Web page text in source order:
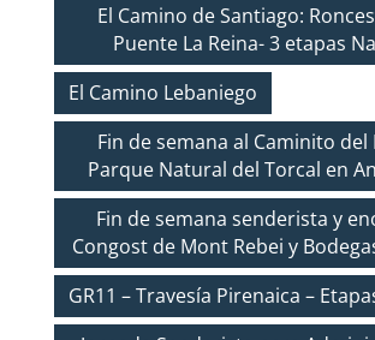
El Camino de Santiago:
Puente La Reina- 3 etapas
El Camino Lebaniego
Fin de semana al Caminito del
Parque Natural del Torcal en
Fin de semana senderista y
Congost de Mont Rebei y
GR11 – Travesía Pirenaica –